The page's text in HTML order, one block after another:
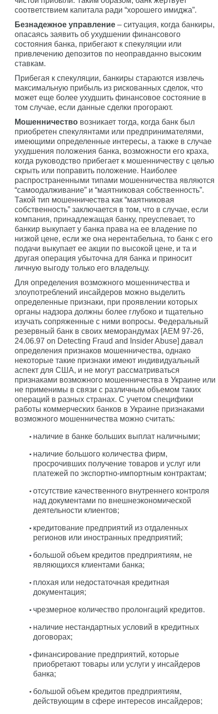
соответствием капитала ради “хорошего имиджа”.
Безнадежное управление – ситуация, когда банкиры,
опасаясь заявить об ухудшении финансового
состояния банка, прибегают к спекуляции или
привлечению депозитов по неоправданно высоким
ставкам.
Прибегая к спекуляции, банкиры стараются извлечь
максимальную прибыль из рискованных сделок, что
может еще более ухудшить финансовое состояние в
том случае, если данные сделки прогорают.
Мошенничество возникает тогда, когда банк был
приобретен спекулянтами или предпринимателями,
имеющими определенные интересы, а также в случае
ухудшения положения банка, возможности его краха,
когда руководство прибегает к мошенничеству с целью
скрыть или поправить положение. Наиболее
распространенными типами мошенничества являются
“самоодалживание” и “маятниковая собственность”.
Такой тип мошенничества как “маятниковая
собственность” заключается в том, что в случае, если
компания, принадлежащая банку, преуспевает, то
банкир выкупает у банка права на ее владение по
низкой цене, если же она нерентабельна, то банк с его
подачи выкупает ее акции по высокой цене, и та и
другая операция убыточна для банка и приносит
личную выгоду только его владельцу.
Для определения возможного мошенничества и
злоупотреблений инсайдеров можно выделить
определенные признаки, при проявлении которых
органы надзора должны более глубоко и тщательно
изучать сопряженные с ними вопросы. Федеральный
резервный банк в своих меморандумах [AEM 97-26,
24.06.97 on Detecting Fraud and Insider Abuse] давал
определения признаков мошенничества, однако
некоторые такие признаки имеют индивидуальный
аспект для США, и не могут рассматриваться
признаками возможного мошенничества в Украине или
не применимы в связи с различным объемом таких
операций в разных странах. С учетом специфики
работы коммерческих банков в Украине признаками
возможного мошенничества можно считать:
наличие в банке больших выплат наличными;
наличие большого количества фирм,
просрочивших получение товаров и услуг или
платежей по экспортно-импортным контрактам;
отсутствие качественного внутреннего контроля
над документами по внешнеэкономической
деятельности клиентов;
кредитование предприятий из отдаленных
регионов или иностранных предприятий;
большой объем кредитов предприятиям, не
являющихся клиентами банка;
плохая или недостаточная кредитная
документация;
чрезмерное количество пролонгаций кредитов.
наличие нестандартных условий в кредитных
договорах;
финансирование предприятий, которые
приобретают товары или услуги у инсайдеров
банка;
большой объем кредитов предприятиям,
действующим в сфере интересов инсайдеров;